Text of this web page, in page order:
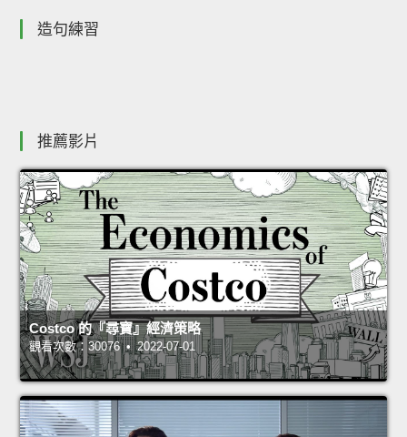
造句練習
推薦影片
Costco 的『尋寶』經濟策略
觀看次數：30076 • 2022-07-01